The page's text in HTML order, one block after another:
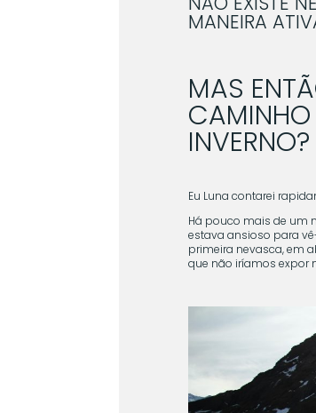
MANEIRA
MAS
CAMINHO
INVERNO?
Eu Luna contarei
Há pouco mais de um
estava ansioso para
primeira nevasca, em
que não iríamos expor